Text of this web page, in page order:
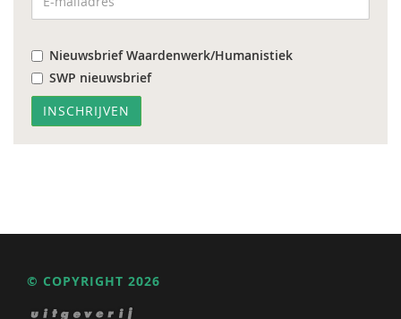
Nieuwsbrief Waardenwerk/Humanistiek
SWP nieuwsbrief
© COPYRIGHT 2026